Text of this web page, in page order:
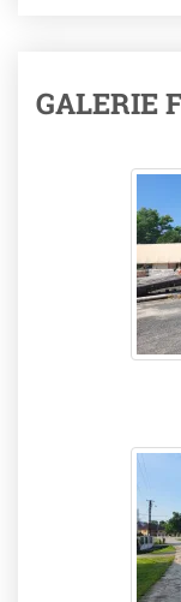
GALERIE